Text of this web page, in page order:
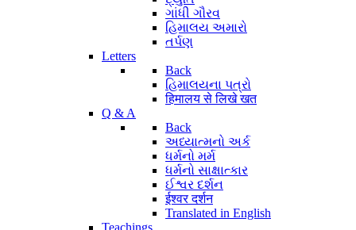
ગાંધી ગૌરવ
હિમાલય અમારો
તર્પણ
Letters
Back
હિમાલયના પત્રો
हिमालय से लिखे खत
Q & A
Back
અધ્યાત્મનો અર્ક
ધર્મનો મર્મ
ધર્મનો સાક્ષાત્કાર
ઈશ્વર દર્શન
ईश्वर दर्शन
Translated in English
Teachings